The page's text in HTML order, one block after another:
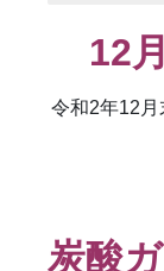
保険診
成長因子
毛穴用プラ
雑誌
12
令和2年12月
炭酸